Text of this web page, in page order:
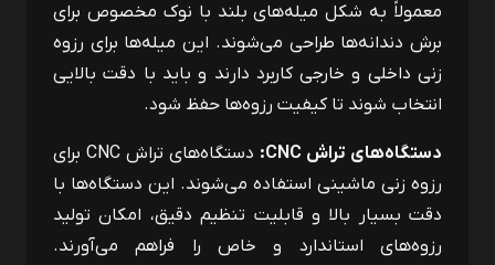
معمولاً به شکل میله‌های بلند با نوک مخصوص برای
برش دندانه‌ها طراحی می‌شوند. این میله‌ها برای رزوه
زنی داخلی و خارجی کاربرد دارند و باید با دقت بالایی
انتخاب شوند تا کیفیت رزوه‌ها حفظ شود.
دستگاه‌های تراش CNC
: دستگاه‌های تراش CNC برای
رزوه زنی ماشینی استفاده می‌شوند. این دستگاه‌ها با
دقت بسیار بالا و قابلیت تنظیم دقیق، امکان تولید
رزوه‌های استاندارد و خاص را فراهم می‌آورند.